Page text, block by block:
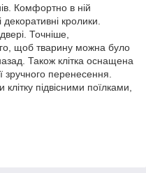
Комфортно в ній
кролики.
Точніше,
щоб тварину можна було
Також клітка оснащена
зручного перенесення.
підвісними поїлками,